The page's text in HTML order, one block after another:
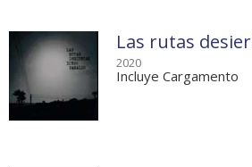
Las rutas
2020
Incluye Cargamento